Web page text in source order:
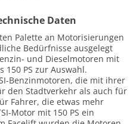
Daten
Palette an Motorisierungen
Bedürfnisse ausgelegt
und Dieselmotoren mit
150 PS zur Auswahl.
Benzinmotoren, die mit ihrer
den Stadtverkehr als auch für
Fahrer, die etwas mehr
Motor mit 150 PS ein